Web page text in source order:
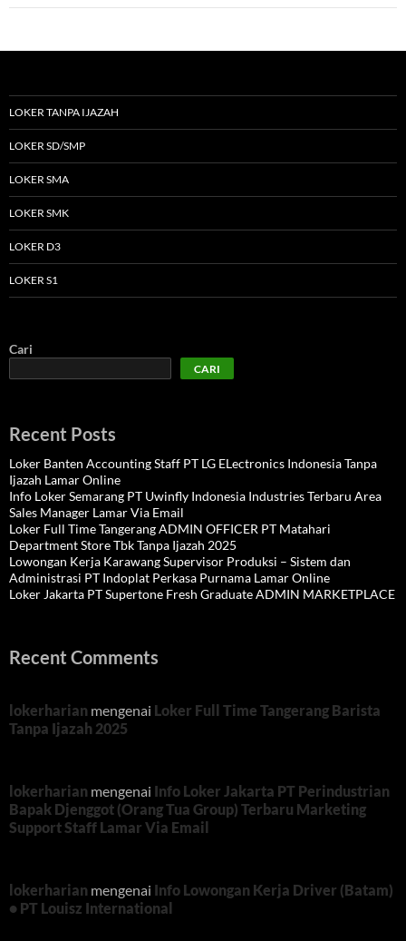
LOKER TANPA IJAZAH
LOKER SD/SMP
LOKER SMA
LOKER SMK
LOKER D3
LOKER S1
Cari
CARI
Recent Posts
Loker Banten Accounting Staff PT LG ELectronics Indonesia Tanpa
Ijazah Lamar Online
Info Loker Semarang PT Uwinfly Indonesia Industries Terbaru Area
Sales Manager Lamar Via Email
Loker Full Time Tangerang ADMIN OFFICER PT Matahari
Department Store Tbk Tanpa Ijazah 2025
Lowongan Kerja Karawang Supervisor Produksi – Sistem dan
Administrasi PT Indoplat Perkasa Purnama Lamar Online
Loker Jakarta PT Supertone Fresh Graduate ADMIN MARKETPLACE
Recent Comments
lokerharian mengenai Loker Full Time Tangerang Barista
Tanpa Ijazah 2025
lokerharian mengenai Info Loker Jakarta PT Perindustrian
Bapak Djenggot (Orang Tua Group) Terbaru Marketing
Support Staff Lamar Via Email
lokerharian mengenai Info Lowongan Kerja Driver (Batam)
• PT Louisz International